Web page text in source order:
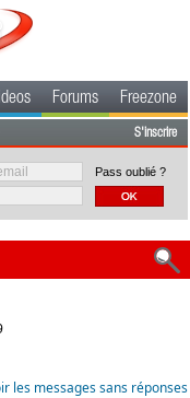
Forums Freezone
S'inscrire
Pass oublié ?
les messages sans réponses